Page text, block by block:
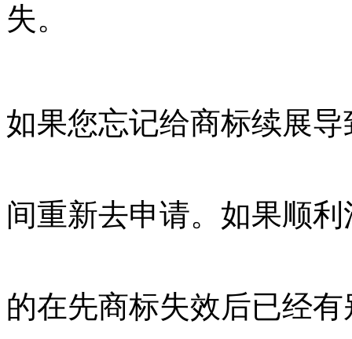
失。
如果您忘记给商标续展
间重新去申请。如果顺
的在先商标失效后已经